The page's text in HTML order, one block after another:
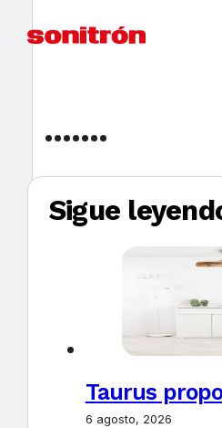
Sigue
Taurus
6 agosto, 2026